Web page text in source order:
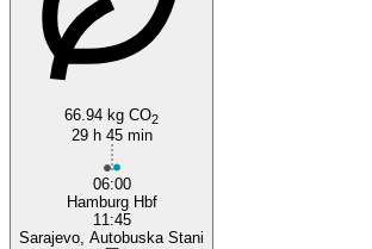
66.94 kg CO2
29 h 45 min
06:00
Hamburg Hbf
11:45
Sarajevo, Autobuska Stani